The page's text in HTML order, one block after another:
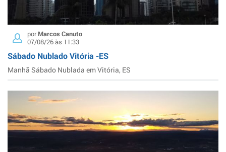
porMarcos Canuto
07/08/26 às 11:33
Sábado Nublado Vitória -ES
Manhã Sábado Nublada em Vitória, ES